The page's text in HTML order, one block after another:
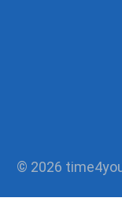
© 2026